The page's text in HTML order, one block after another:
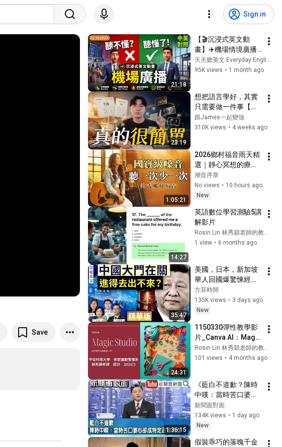
Sign in
Save
21:18
【🎬沉浸式英文動
畫】✈️機場情境廣播
｜🔑聽懂廣播關鍵字
｜✅登機・登機門變
學會｜🌱A1–A2逐句
跟讀｜每天50句英文
｜出國必備英文聽力
口說｜不用背多聽就
天天聽英文 Everyday English Learning
95K views • 1 month ago
23:19
想把語言學好，其實
只需要做一件事【完
整指南】
跟James一起變強
310K views • 4 weeks ago
1:05:21
2026鄉村福音雨天精
選｜靜心冥想的療癒
詩歌🎶｜下雨天・獨
處・寫作的絕佳BGM
☕｜木吉他與小提琴
村福音 #雨天音樂 #
冥想BGM #靜心音樂
#獨處時光 #療癒詩
歌 #寫作背景音樂
潮音序章
No views • 10 hours ago
New
14:27
英語數位學習測驗5講
解影片
Rosin Lin 林秀穎老師的教學頻道
1 view • 6 months ago
35:47
美國，日本，新加坡
華人回國爆驚悚經
歷！ 中共出入境新規
已經開始實行？【圍
爐夜話精華版】唐靖
方菲時間
135K views • 3 days ago
New
24:31
1150330彈性教學影
片_Canva AI：Magic
Studio概論
Rosin Lin 林秀穎老師的教學頻道
101 views • 4 months ago
1:36:15
《藍白不道歉？陳時
中嘆：當時苦口婆心
卻成特定政黨武
器？》【新聞面對
面】2026.08.07
新聞面對面
134K views • 1 day ago
New
假裝乖巧的落魄千金